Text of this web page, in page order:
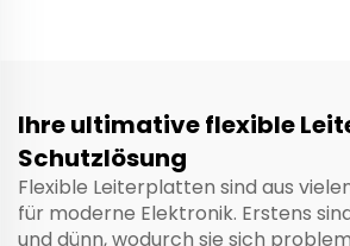
Ihre ultimative flexible
Schutzlösung
Flexible Leiterplatten sind aus
für moderne Elektronik. Erstens
und dünn, wodurch sie sich